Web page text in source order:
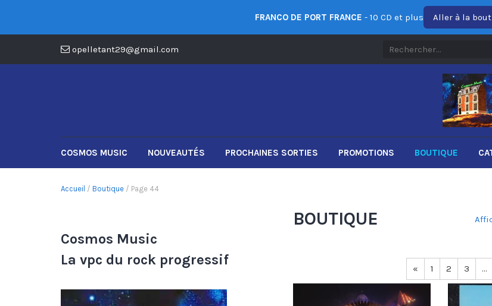
opelletant29@gmail.com
COSMOS MUSIC NOUVEAUTÉS PROCHAINES SORTIES PROMOTIONS BOUTIQUE
Accueil / Boutique / Page 44
Cosmos Music
La vpc du rock progressif
BOUTIQUE
« 1 2 3 …
FRANCO DE PORT FRANCE - 10 CD et plus Aller à la